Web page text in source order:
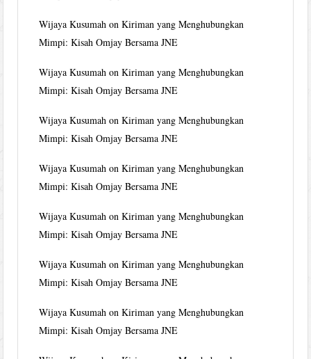
Wijaya Kusumah onKiriman yang Menghubungkan
Mimpi: Kisah Omjay Bersama JNE
Wijaya Kusumah onKiriman yang Menghubungkan
Mimpi: Kisah Omjay Bersama JNE
Wijaya Kusumah onKiriman yang Menghubungkan
Mimpi: Kisah Omjay Bersama JNE
Wijaya Kusumah onKiriman yang Menghubungkan
Mimpi: Kisah Omjay Bersama JNE
Wijaya Kusumah onKiriman yang Menghubungkan
Mimpi: Kisah Omjay Bersama JNE
Wijaya Kusumah onKiriman yang Menghubungkan
Mimpi: Kisah Omjay Bersama JNE
Wijaya Kusumah onKiriman yang Menghubungkan
Mimpi: Kisah Omjay Bersama JNE